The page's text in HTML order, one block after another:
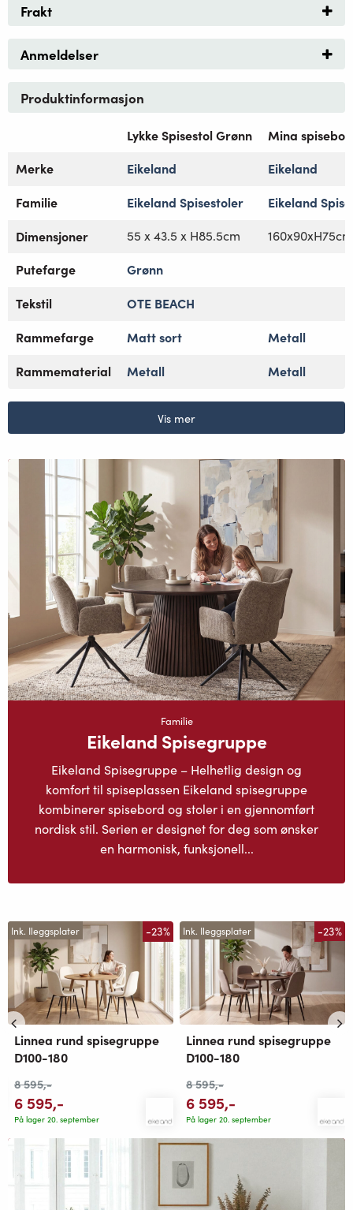
Frakt
Anmeldelser
Produktinformasjon
Lykke Spisestol Grønn
Mina
Merke
Eikeland
Eikeland
Familie
Eikeland Spisestoler
Eikeland
Dimensjoner
55 x 43.5 x H85.5cm 160x90xH75cm
Putefarge
Grønn
Tekstil
OTE BEACH
Rammefarge
Matt sort
Metall
Rammematerial
Metall Metall
Vis mer
Familie
Eikeland Spisegruppe
Eikeland Spisegruppe – Helhetlig design og
komfort til spiseplassen Eikeland spisegruppe
kombinerer spisebord og stoler i en gjennomført
nordisk stil. Serien er designet for deg som ønsker
en harmonisk, funksjonell...
Ink. Ileggsplater -23%
Linnea rund spisegruppe
D100-180
8 595,-
6 595,-
På lager 20. september
Ink. Ileggsplater -23%
Linnea rund spisegruppe
D100-180
8 595,-
6 595,-
På lager 20. september